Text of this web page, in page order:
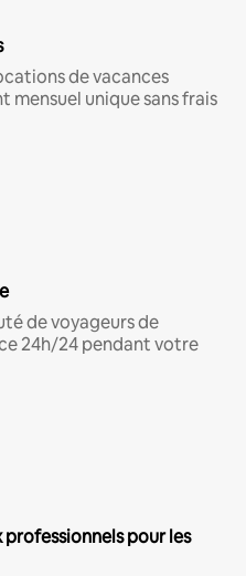
de vacances
mensuel unique sans frais
de voyageurs de
24h/24 pendant votre
pour les